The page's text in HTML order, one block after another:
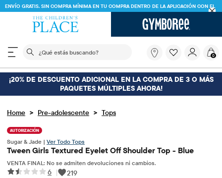
ENVÍO GRATIS. SIN COMPRA MÍNIMA EN TU COMPRA DENTRO DE LA APLICACIÓN CON EL
CÓDIGO
El siguiente campo de búsqueda filtra las
buscando?
0
¡20% DE DESCUENTO ADICIONAL EN LA COMPRA DE 3 O MÁS
PAQUETES MÚLTIPLES AHORA!
Home > Pre-adolescente > Tops
AUTORIZACIÓN
Sugar & Jade | Ver Todo Tops
Tween Girls Textured Eyelet Off Shoulder Top - Blue
VENTA FINAL: No se admiten devoluciones ni cambios.
6 | 219